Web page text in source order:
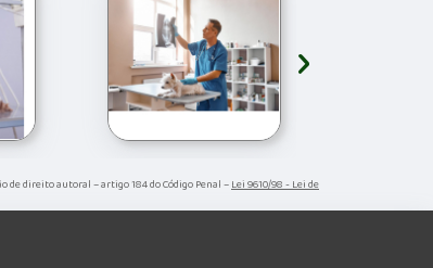
›
de direito autoral – artigo 184 do Código Penal –Lei 9610/98 - Lei de